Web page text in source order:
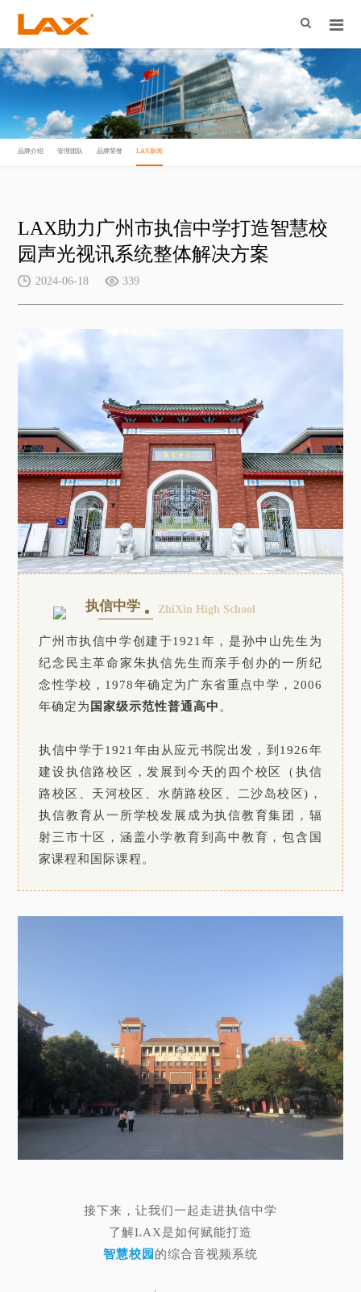
品牌介绍 管理团队 品牌荣誉 LAX新闻
LAX助力广州市执信中学打造智慧校
园声光视讯系统整体解决方案
2024-06-18 339
执信中学 ZhiXin High School
广州市执信中学创建于1921年，是孙中山先生为
纪念民主革命家朱执信先生而亲手创办的一所纪
念性学校，1978年确定为广东省重点中学，2006
年确定为 国家级示范性普通高中 。
执信中学于1921年由从应元书院出发，到1926年
建设执信路校区，发展到今天的四个校区（执信
路校区、天河校区、水荫路校区、二沙岛校区)，
执信教育从一所学校发展成为执信教育集团，辐
射三市十区，涵盖小学教育到高中教育，包含国
家课程和国际课程。
接下来，让我们一起走进执信中学
了解LAX是如何赋能打造
智慧校园 的综合音视频系统